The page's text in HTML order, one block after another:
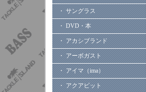
・ サングラス
・ DVD・本
・ アカシブランド
・ アーボガスト
・ アイマ（ima）
・ アクアビット